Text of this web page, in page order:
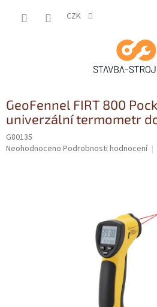
CZK
GeoFennel FIRT 800
univerzální termometr
G80135
Průměrné
Neohodnoceno Podrobnosti hodnocení